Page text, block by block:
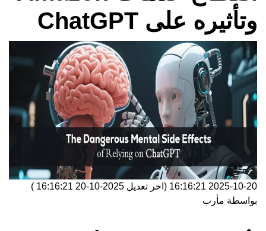
وتأثيره على ChatGPT
2025-10-20 16:16:21 (اخر تعديل 2025-10-20 16:16:21
)
بواسطة مأرب